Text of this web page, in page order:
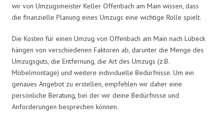
wir von Umzugsmeister Keller Offenbach am Main wissen, dass
die finanzielle Planung eines Umzugs eine wichtige Rolle spielt.
Die Kosten für einen Umzug von Offenbach am Main nach Lübeck
hängen von verschiedenen Faktoren ab, darunter die Menge des
Umzugsguts, die Entfernung, die Art des Umzugs (z.B.
Möbelmontage) und weitere individuelle Bedürfnisse. Um ein
genaues Angebot zu erstellen, empfehlen wir daher eine
persönliche Beratung, bei der wir deine Bedürfnisse und
Anforderungen besprechen können.